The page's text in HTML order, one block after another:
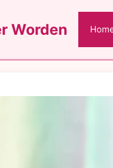
Worden